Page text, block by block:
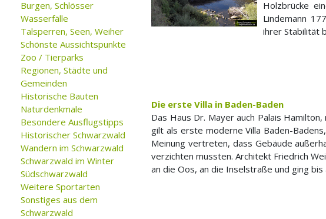
Burgen, Schlösser
Wasserfälle
Talsperren, Seen, Weiher
Schönste Aussichtspunkte
Zoo / Tierparks
Regionen, Städte und
Gemeinden
Historische Bauten
Naturdenkmale
Besondere Ausflugstipps
Historischer Schwarzwald
Wandern im Schwarzwald
Schwarzwald im Winter
Südschwarzwald
Weitere Sportarten
Sonstiges aus dem
Schwarzwald
Holzbrücke
Lindemann
ihrer Stabilität
Die erste Villa in Baden-Baden
Das Haus Dr. Mayer auch Palais
gilt als erste moderne Villa Baden-
Meinung vertreten, dass Gebäude
verzichten mussten. Architekt Friedrich
an die Oos, an die Inselstraße und ging